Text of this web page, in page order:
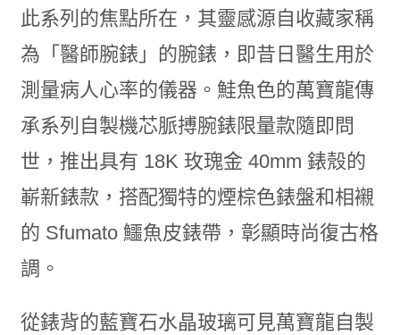
此系列的焦點所在，其靈感源自收藏家稱
為「醫師腕錶」的腕錶，即昔日醫生用於
測量病人心率的儀器。鮭魚色的萬寶龍傳
承系列自製機芯脈搏腕錶限量款隨即問
世，推出具有 18K 玫瑰金 40mm 錶殼的
嶄新錶款，搭配獨特的煙棕色錶盤和相襯
的 Sfumato 鱷魚皮錶帶，彰顯時尚復古格
調。
從錶背的藍寶石水晶玻璃可見萬寶龍自製